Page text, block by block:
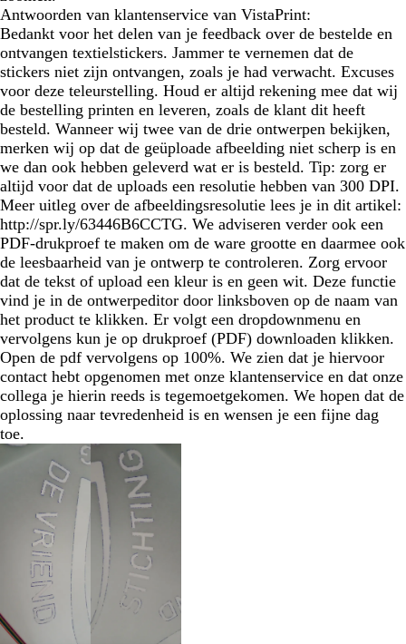
Antwoorden van klantenservice van VistaPrint:
Bedankt voor het delen van je feedback over de bestelde en
ontvangen textielstickers. Jammer te vernemen dat de
stickers niet zijn ontvangen, zoals je had verwacht. Excuses
voor deze teleurstelling. Houd er altijd rekening mee dat wij
de bestelling printen en leveren, zoals de klant dit heeft
besteld. Wanneer wij twee van de drie ontwerpen bekijken,
merken wij op dat de geüploade afbeelding niet scherp is en
we dan ook hebben geleverd wat er is besteld. Tip: zorg er
altijd voor dat de uploads een resolutie hebben van 300 DPI.
Meer uitleg over de afbeeldingsresolutie lees je in dit artikel:
http://spr.ly/63446B6CCTG. We adviseren verder ook een
PDF-drukproef te maken om de ware grootte en daarmee ook
de leesbaarheid van je ontwerp te controleren. Zorg ervoor
dat de tekst of upload een kleur is en geen wit. Deze functie
vind je in de ontwerpeditor door linksboven op de naam van
het product te klikken. Er volgt een dropdownmenu en
vervolgens kun je op drukproef (PDF) downloaden klikken.
Open de pdf vervolgens op 100%. We zien dat je hiervoor
contact hebt opgenomen met onze klantenservice en dat onze
collega je hierin reeds is tegemoetgekomen. We hopen dat de
oplossing naar tevredenheid is en wensen je een fijne dag
toe.